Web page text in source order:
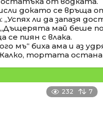
докато се връща
ли да запазя
май беше по
се пиян с влака.
мъ“ биха ама и аз
тортата остана
232 7